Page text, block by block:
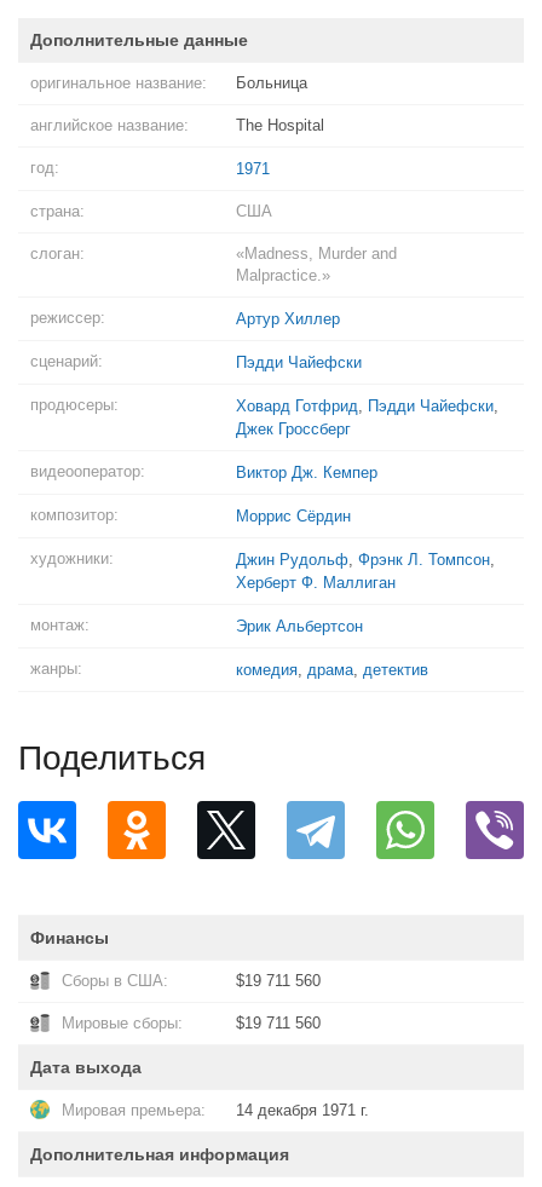
Дополнительные данные
оригинальное название: Больница
английское название: The Hospital
год: 1971
страна: США
слоган:
«Madness, Murder and
Malpractice.»
режиссер: Артур Хиллер
сценарий: Пэдди Чайефски
продюсеры: Ховард Готфрид, Пэдди Чайефски,
Джек Гроссберг
видеооператор: Виктор Дж. Кемпер
композитор: Моррис Сёрдин
художники: Джин Рудольф, Фрэнк Л. Томпсон,
Херберт Ф. Маллиган
монтаж: Эрик Альбертсон
жанры: комедия, драма, детектив
Поделиться
Финансы
Сборы в США: $19 711 560
Мировые сборы: $19 711 560
Дата выхода
Мировая премьера: 14 декабря 1971 г.
Дополнительная информация